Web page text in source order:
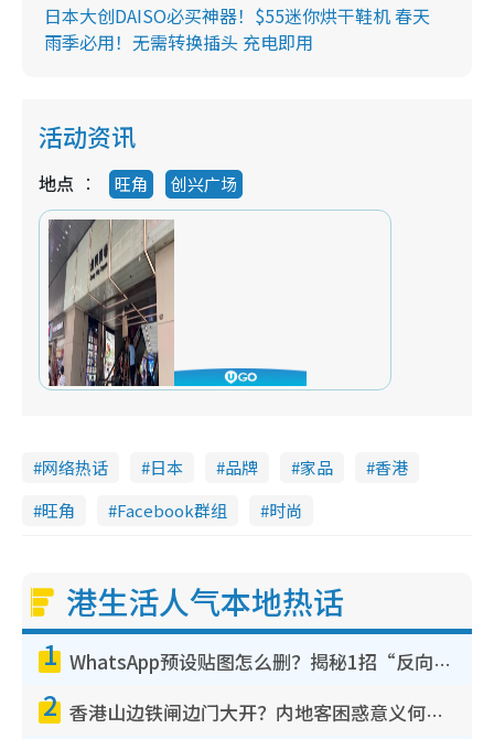
日本大创DAISO必买神器！$55迷你烘干鞋机 春天
雨季必用！无需转换插头 充电即用
活动资讯
地点 旺角 创兴广场
网络热话 日本 品牌 家品
香港
旺角
Facebook群组 时尚
港生活人气本地热话
1 WhatsApp预设贴图怎么删？揭秘1招“反向操作”还原简洁界面 附3步实测教程
2 香港山边铁闸边门大开？内地客困惑意义何在！网友神回复：这种叫法理性防御